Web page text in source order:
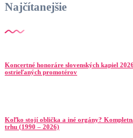
Najčítanejšie
Koncertné honoráre slovenských kapiel
ostrieľaných promotérov
Koľko stojí oblička a iné orgány?
trhu (1990 – 2026)